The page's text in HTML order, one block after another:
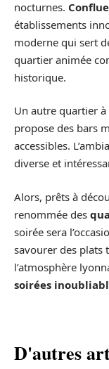
nocturnes.
établissements
moderne qui sert
quartier animée
historique.
Un autre quartier
propose des bars
accessibles.
diverse et
Alors, prêts à
renommée des
soirée sera
savourer des plats
l’atmosphère
soirées
D'autres